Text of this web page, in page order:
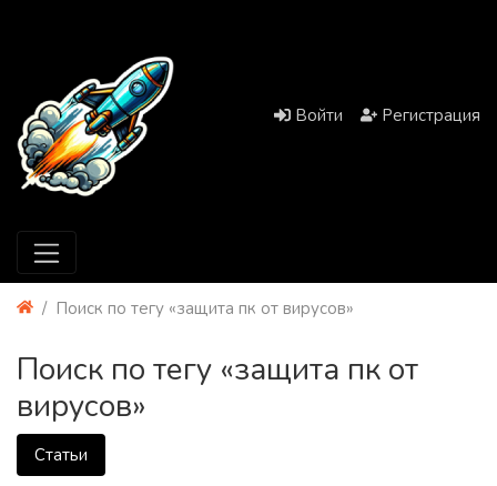
Войти Регистрация
Поиск по тегу «защита пк от вирусов»
Поиск по тегу «защита пк от
вирусов»
Статьи